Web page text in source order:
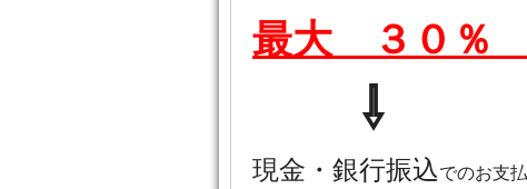
最大 ３０％
⇩
現金・銀行振込でのお支